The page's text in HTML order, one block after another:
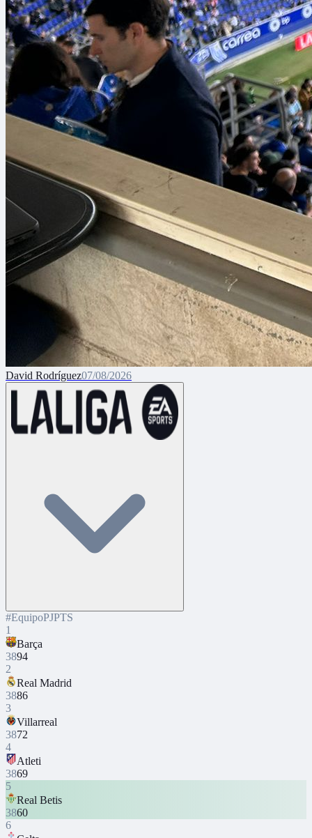
David Rodríguez07/08/2026
#EquipoPJPTS
1
Barça
3894
2
Real Madrid
3886
3
Villarreal
3872
4
Atleti
3869
5
Real Betis
3860
6